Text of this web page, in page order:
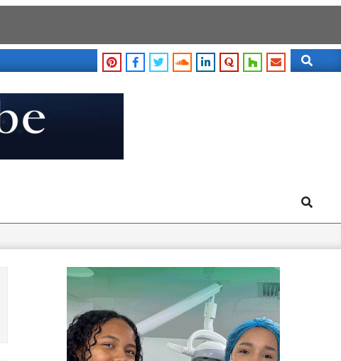
Search
Search